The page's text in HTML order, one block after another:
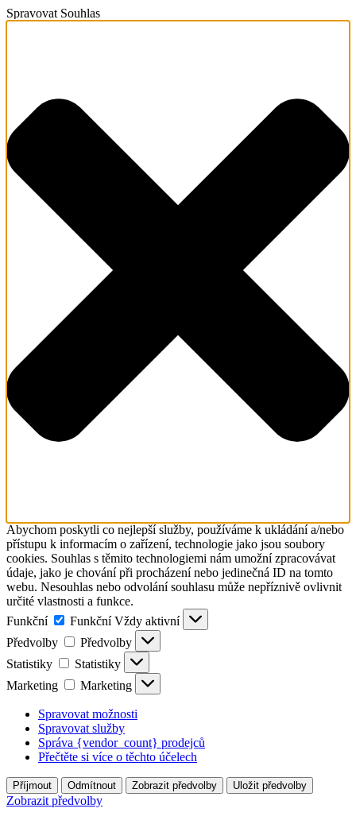
Spravovat Souhlas
Abychom poskytli co nejlepší služby, používáme k ukládání a/nebo
přístupu k informacím o zařízení, technologie jako jsou soubory
cookies. Souhlas s těmito technologiemi nám umožní zpracovávat
údaje, jako je chování při procházení nebo jedinečná ID na tomto
webu. Nesouhlas nebo odvolání souhlasu může nepříznivě ovlivnit
určité vlastnosti a funkce.
Funkční
Funkční Vždy aktivní
Předvolby
Předvolby
Statistiky
Statistiky
Marketing
Marketing
Spravovat možnosti
Spravovat služby
Správa {vendor_count} prodejců
Přečtěte si více o těchto účelech
Příjmout Odmítnout Zobrazit předvolby Uložit předvolby
Zobrazit předvolby